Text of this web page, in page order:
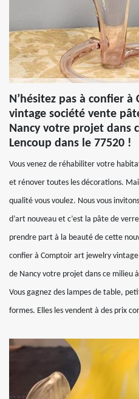
N’hésitez pas à confier
vintage société vente
Nancy votre projet dans
Lencoup dans le 77520 !
Vous venez de réhabiliter votre
et rénover toutes les décorations.
qualité vous voulez. Nous vous
d’art nouveau et c’est la pâte de
prendre part à la beauté de cette
confier à Comptoir art jewelry
de Nancy votre projet dans ce milieu
Vous gagnez des lampes de table,
formes. Elles les vendent à des prix